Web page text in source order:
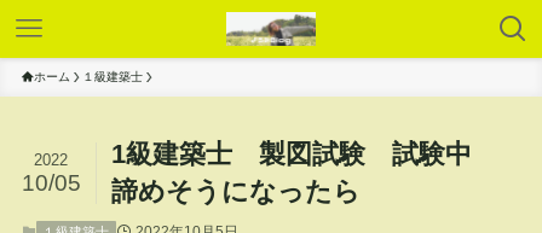
ホーム １級建築士
1級建築士 製図試験 試験中
諦めそうになったら
2022
10/05